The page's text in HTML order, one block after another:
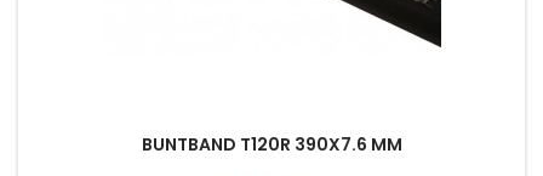
BUNTBAND T120R 390X7.6 MM